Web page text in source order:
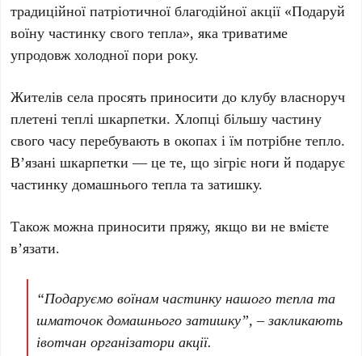
традиційної патріотичної благодійної акції «Подаруй
воїну частинку свого тепла», яка триватиме
упродовж холодної пори року.
Жителів села просять приносити до клубу власноруч
плетені теплі шкарпетки. Хлопці більшу частину
свого часу перебувають в окопах і їм потрібне тепло.
В’язані шкарпетки — це те, що зігріє ноги й подарує
частинку домашнього тепла та затишку.
Також можна приносити пряжу, якщо ви не вмієте
в’язати.
“Подаруємо воїнам частинку нашого тепла та
шматочок домашнього затишку”, – закликають
івотчан організатори акції.